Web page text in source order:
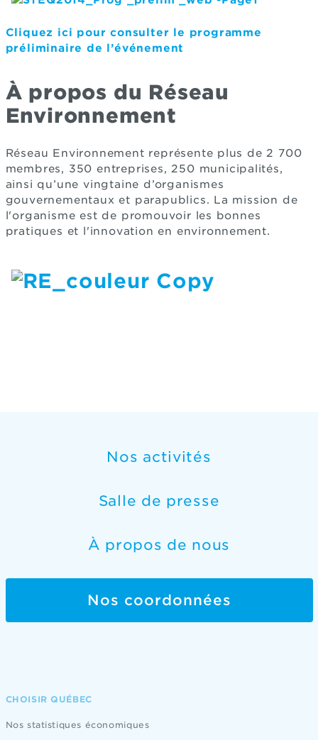
Cliquez ici pour consulter le programme
préliminaire de l’événement
À propos du Réseau
Environnement
Réseau Environnement représente plus de 2 700
membres, 350 entreprises, 250 municipalités,
ainsi qu’une vingtaine d’organismes
gouvernementaux et parapublics. La mission de
l'organisme est de promouvoir les bonnes
pratiques et l'innovation en environnement.
Nos activités
Salle de presse
À propos de nous
Nos coordonnées
CHOISIR QUÉBEC
Nos statistiques économiques